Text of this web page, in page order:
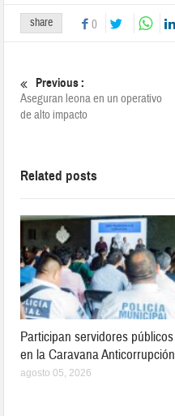
share 0
Previous :
Aseguran leona en un operativo
de alto impacto
Related posts
Participan servidores públicos
en la Caravana Anticorrupción
agosto 05, 2026